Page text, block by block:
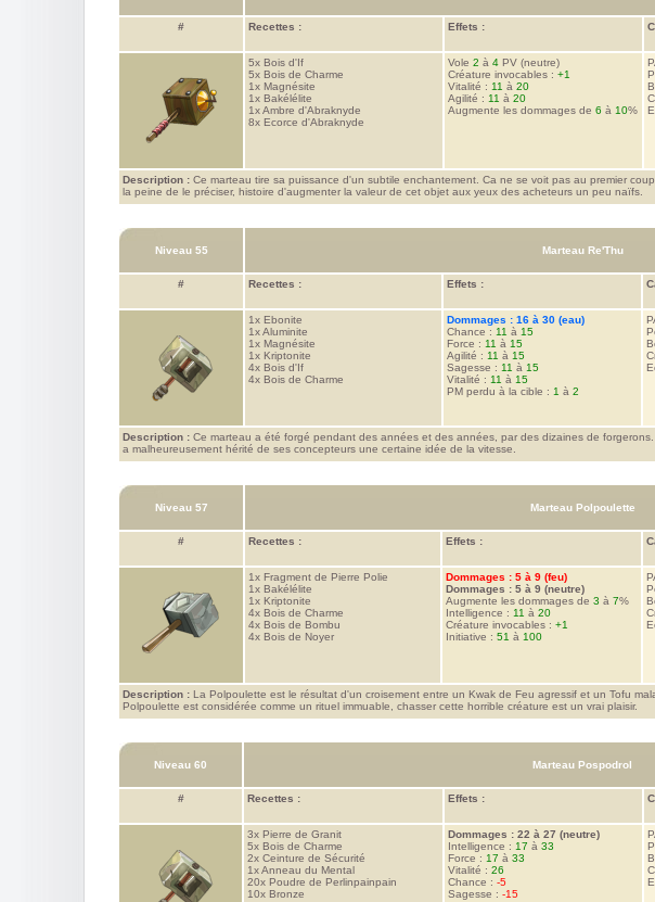
# Recettes : Effets :
5x Bois d'If
5x Bois de Charme
1x Magnésite
1x Bakélélite
1xAmbre d'Abraknyde
8x Ecorce d'Abraknyde
Vole 2 à 4 PV (neutre)
Créature invocables : +1
Vitalité : 11 à 20
Agilité : 11 à 20
Augmente les dommages de 6 à 10%
Description : Ce marteau tire sa puissance d'un subtile enchantement. Ca ne se voit pas au premier
la peine de le préciser, histoire d'augmenter la valeur de cet objet aux yeux des acheteurs un peu naïfs.
Niveau 55 Marteau Re'Thu
# Recettes : Effets :
1x Ebonite
1xAluminite
1x Magnésite
1x Kriptonite
4x Bois d'If
4x Bois de Charme
Dommages : 16 à 30 (eau)
Chance : 11 à 15
Force : 11 à 15
Agilité : 11 à 15
Sagesse : 11 à 15
Vitalité : 11 à 15
PM perdu à la cible : 1 à 2
Description : Ce marteau a été forgé pendant des années et des années, par des dizaines de
a malheureusement hérité de ses concepteurs une certaine idée de la vitesse.
Niveau 57 Marteau Polpoulette
# Recettes : Effets :
1x Fragment de Pierre Polie
1x Bakélélite
1x Kriptonite
4x Bois de Charme
4x Bois de Bombu
4x Bois de Noyer
Dommages : 5 à 9 (feu)
Dommages : 5 à 9 (neutre)
Augmente les dommages de 3 à 7%
Intelligence : 11 à 20
Créature invocables : +1
Initiative : 51 à 100
Description : La Polpoulette est le résultat d'un croisement entre un Kwak de Feu agressif et un Tofu
Polpoulette est considérée comme un rituel immuable, chasser cette horrible créature est un vrai plaisir.
Niveau 60 Marteau Pospodrol
# Recettes : Effets :
3x Pierre de Granit
5x Bois de Charme
2x Ceinture de Sécurité
1xAnneau du Mental
20x Poudre de Perlinpainpain
10x Bronze
Dommages : 22 à 27 (neutre)
Intelligence : 17 à 33
Force : 17 à 33
Vitalité : 26
Chance : -5
Sagesse : -15